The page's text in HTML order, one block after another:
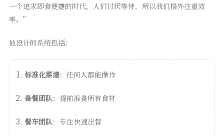
一个追求即食便捷的时代，人们讨厌等待，所以我们格外注重效
率。"
他设计的系统包括：
标准化菜谱：任何人都能操作
备餐团队：提前准备所有食材
餐车团队：专注快速出餐